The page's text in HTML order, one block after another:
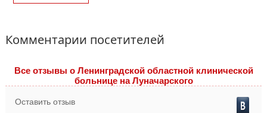
Комментарии посетителей
Все отзывы o Ленинградской областной клинической
больнице на Луначарского
Оставить отзыв